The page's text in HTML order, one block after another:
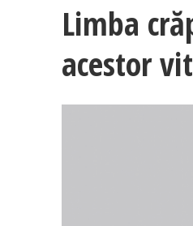
Limba
acestor